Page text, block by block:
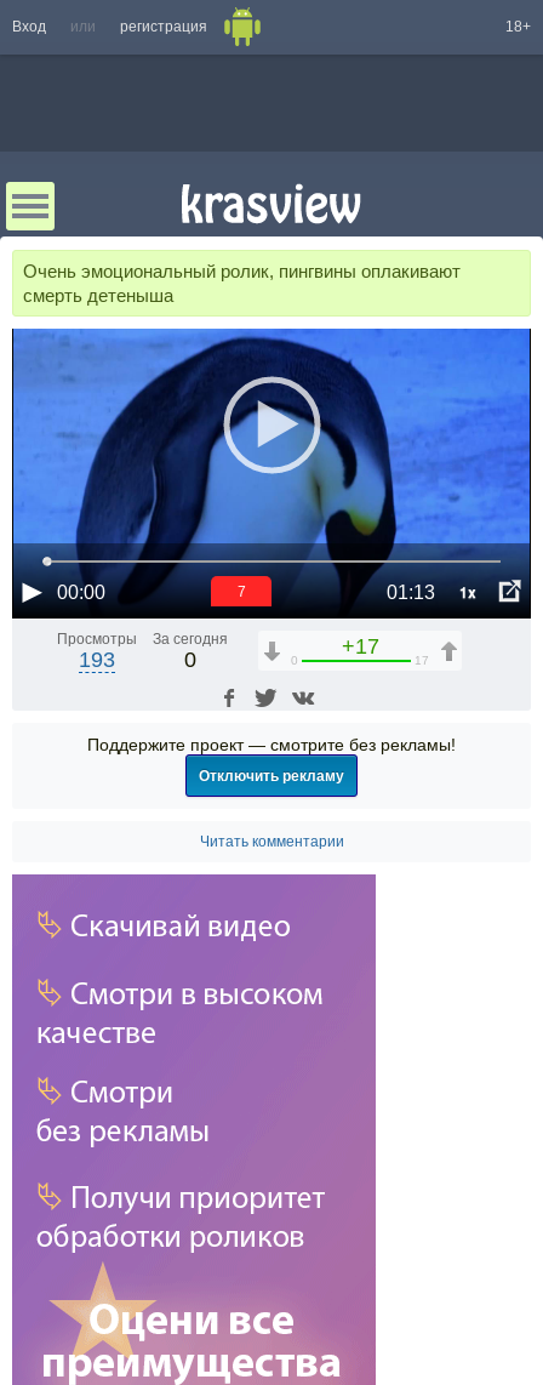
Вход или регистрация 18+
Очень эмоциональный ролик, пингвины оплакивают
смерть детеныша
00:00 01:13 1x
6
Просмотры
193
За сегодня
0
+17
0 17
Поддержите проект — смотрите без рекламы!
Отключить рекламу
Читать комментарии